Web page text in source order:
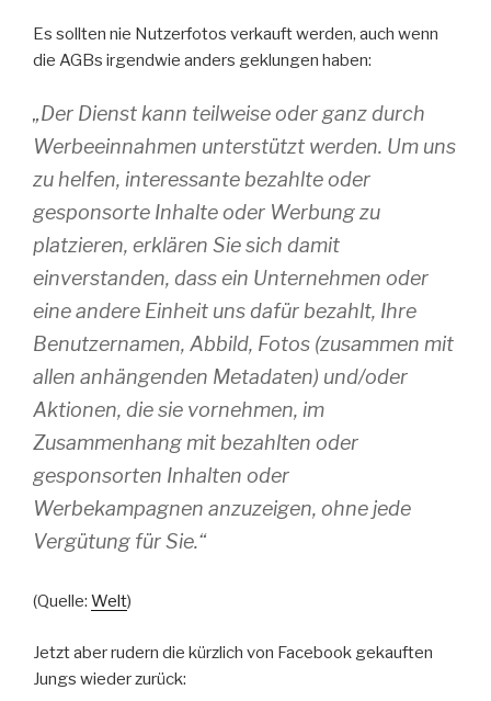
Es sollten nie Nutzerfotos verkauft werden, auch wenn
die AGBs irgendwie anders geklungen haben:
„Der Dienst kann teilweise oder ganz durch
Werbeeinnahmen unterstützt werden. Um uns
zu helfen, interessante bezahlte oder
gesponsorte Inhalte oder Werbung zu
platzieren, erklären Sie sich damit
einverstanden, dass ein Unternehmen oder
eine andere Einheit uns dafür bezahlt, Ihre
Benutzernamen, Abbild, Fotos (zusammen mit
allen anhängenden Metadaten) und/oder
Aktionen, die sie vornehmen, im
Zusammenhang mit bezahlten oder
gesponsorten Inhalten oder
Werbekampagnen anzuzeigen, ohne jede
Vergütung für Sie.“
(Quelle: Welt)
Jetzt aber rudern die kürzlich von Facebook gekauften
Jungs wieder zurück: